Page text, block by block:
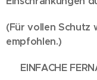
(Für vollen Schutz
empfohlen.)
📺 EINFACHE